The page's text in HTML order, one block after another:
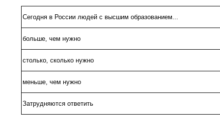
Сегодня в России людей с высшим образованием...
больше, чем нужно
столько, сколько нужно
меньше, чем нужно
Затрудняются ответить